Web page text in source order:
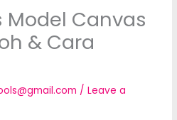
Model Canvas
& Cara
/Leave a